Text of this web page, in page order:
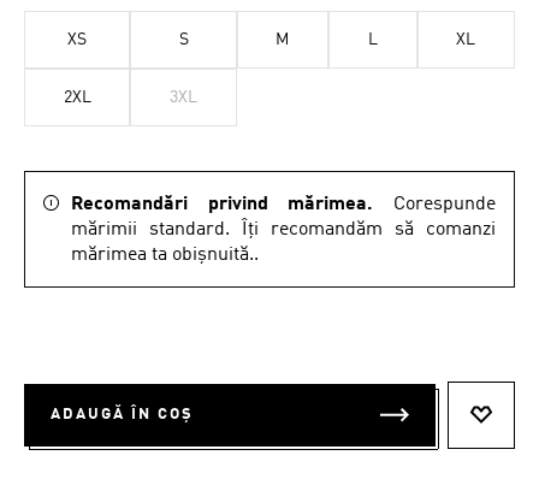
XS S M L XL
2XL 3XL
Recomandări privind mărimea. Corespunde
mărimii standard. Îți recomandăm să comanzi
mărimea ta obișnuită..
ADAUGĂ ÎN COȘ